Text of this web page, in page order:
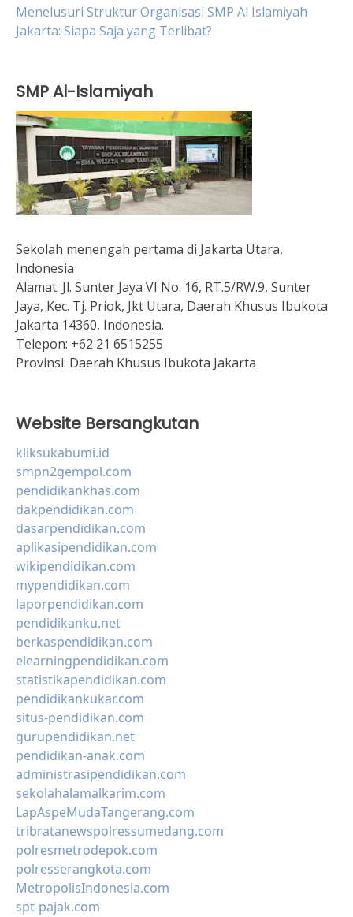
Menelusuri Struktur Organisasi SMP Al Islamiyah
Jakarta: Siapa Saja yang Terlibat?
SMP Al-Islamiyah
Sekolah menengah pertama di Jakarta Utara,
Indonesia
Alamat: Jl. Sunter Jaya VI No. 16, RT.5/RW.9, Sunter
Jaya, Kec. Tj. Priok, Jkt Utara, Daerah Khusus Ibukota
Jakarta 14360, Indonesia.
Telepon: +62 21 6515255
Provinsi: Daerah Khusus Ibukota Jakarta
Website Bersangkutan
kliksukabumi.id
smpn2gempol.com
pendidikankhas.com
dakpendidikan.com
dasarpendidikan.com
aplikasipendidikan.com
wikipendidikan.com
mypendidikan.com
laporpendidikan.com
pendidikanku.net
berkaspendidikan.com
elearningpendidikan.com
statistikapendidikan.com
pendidikankukar.com
situs-pendidikan.com
gurupendidikan.net
pendidikan-anak.com
administrasipendidikan.com
sekolahalamalkarim.com
LapAspeMudaTangerang.com
tribratanewspolressumedang.com
polresmetrodepok.com
polresserangkota.com
MetropolisIndonesia.com
spt-pajak.com